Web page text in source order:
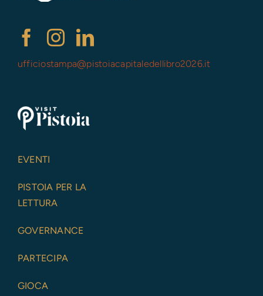
ufficiostampa@pistoiacapitaledellibro2026.it
EVENTI
PISTOIA PER LA
LETTURA
GOVERNANCE
PARTECIPA
GIOCA